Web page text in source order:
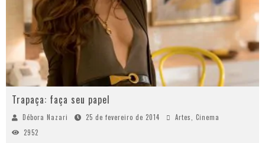
Trapaça: faça seu papel
Débora Nazari 25 de fevereiro de 2014 Artes, Cinema
2952